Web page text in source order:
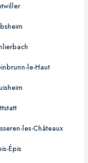
le-Haut
les-Châteaux
Épis